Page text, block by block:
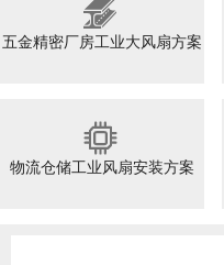
五金精密厂房工业大风扇方案
物流仓储工业风扇安装方案